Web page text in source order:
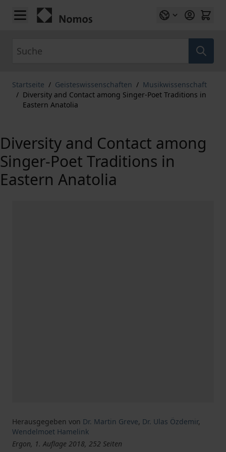
Zum Inhalt springen
Startseite / Geisteswissenschaften / Musikwissenschaft
/ Diversity and Contact among Singer-Poet Traditions in
Eastern Anatolia
Diversity and Contact among
Singer-Poet Traditions in
Eastern Anatolia
Herausgegeben von Dr. Martin Greve, Dr. Ulas Özdemir,
Wendelmoet Hamelink
Ergon, 1. Auflage 2018, 252 Seiten